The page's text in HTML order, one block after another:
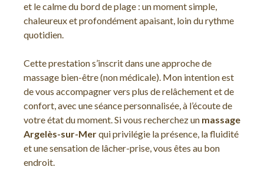
et le calme du bord de plage : un moment simple,
chaleureux et profondément apaisant, loin du rythme
quotidien.
Cette prestation s’inscrit dans une approche de
massage bien-être (non médicale). Mon intention est
de vous accompagner vers plus de relâchement et de
confort, avec une séance personnalisée, à l’écoute de
votre état du moment. Si vous recherchez un massage
Argelès-sur-Merqui privilégie la présence, la fluidité
et une sensation de lâcher-prise, vous êtes au bon
endroit.